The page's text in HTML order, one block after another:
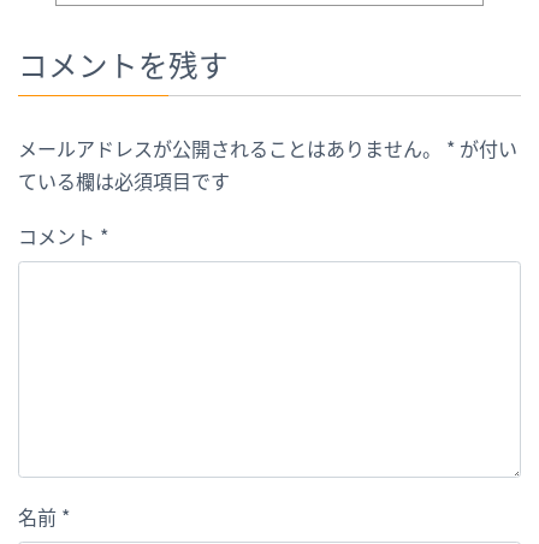
コメントを残す
メールアドレスが公開されることはありません。 * が付い
ている欄は必須項目です
コメント *
名前 *